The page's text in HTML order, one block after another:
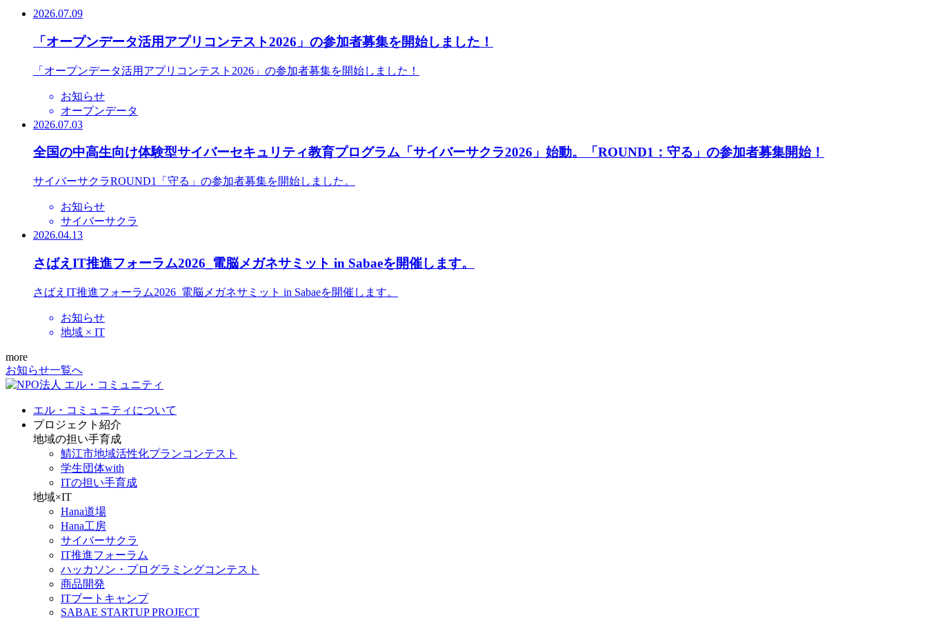
2026.07.09
「オープンデータ活用アプリコンテスト2026」の参加者募集を開始しました！
「オープンデータ活用アプリコンテスト2026」の参加者募集を開始しました！
お知らせ
オープンデータ
2026.07.03
全国の中高生向け体験型サイバーセキュリティ教育プログラム「サイバーサクラ2026」始動。「ROUND1：守る」の参加者募集開始！
サイバーサクラROUND1「守る」の参加者募集を開始しました。
お知らせ
サイバーサクラ
2026.04.13
さばえIT推進フォーラム2026_電脳メガネサミット in Sabaeを開催します。
さばえIT推進フォーラム2026_電脳メガネサミット in Sabaeを開催します。
お知らせ
地域 × IT
more
お知らせ一覧へ
エル・コミュニティについて
プロジェクト紹介
地域の担い手育成
鯖江市地域活性化プランコンテスト
学生団体with
ITの担い手育成
地域×IT
Hana道場
Hana工房
サイバーサクラ
IT推進フォーラム
ハッカソン・プログラミングコンテスト
商品開発
ITブートキャンプ
SABAE STARTUP PROJECT